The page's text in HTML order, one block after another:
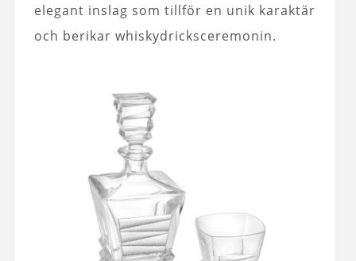
elegant inslag som tillför en unik karaktär
och berikar whiskydricksceremonin.